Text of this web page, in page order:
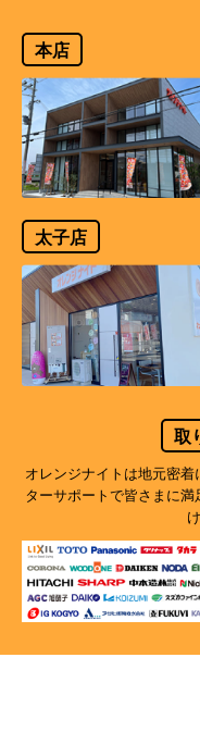
本店
太子店
取
オレンジナイトは地元密
ターサポートで皆さまに満